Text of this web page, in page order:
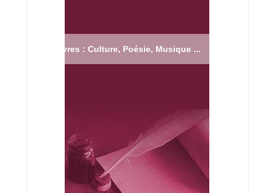
Livres : Culture, Poésie, Musique ...